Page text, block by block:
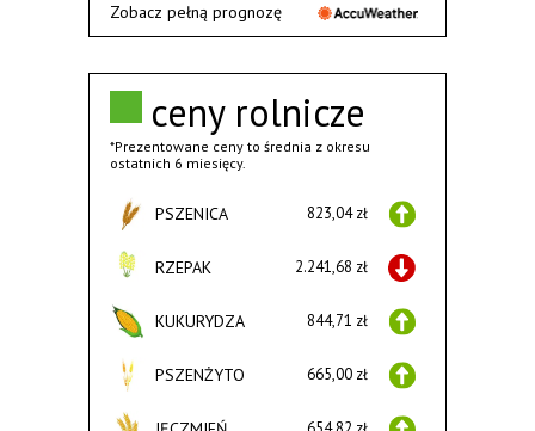
ceny rolnicze
*Prezentowane ceny to średnia z okresu
ostatnich 6 miesięcy.
PSZENICA 823,04 zł
RZEPAK 2.241,68 zł
KUKURYDZA 844,71 zł
PSZENŻYTO 665,00 zł
Zobacz pełną prognozę